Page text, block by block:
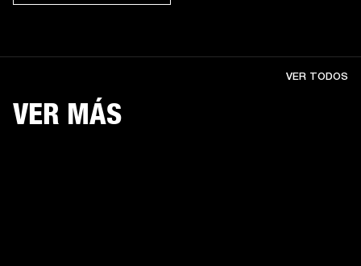
VER MÁS
VER TODOS